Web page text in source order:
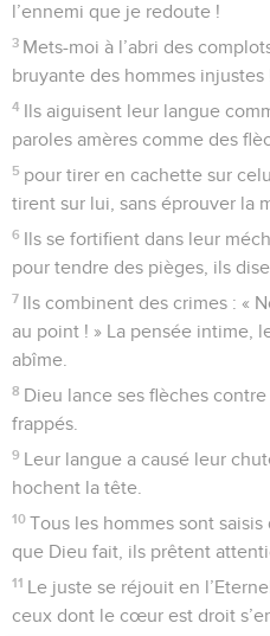
l’ennemi que je redoute !
3 Mets-moi à l’abri des
bruyante des hommes injustes
4 Ils aiguisent leur langue
paroles amères comme des
5 pour tirer en cachette sur
tirent sur lui, sans éprouver la
6 Ils se fortifient dans leur
pour tendre des pièges, ils
7 Ils combinent des crimes : «
au point ! » La pensée intime,
abîme.
8 Dieu lance ses flèches
frappés.
9 Leur langue a causé leur
hochent la tête.
10 Tous les hommes sont
que Dieu fait, ils prêtent
11 Le juste se réjouit en
ceux dont le cœur est droit